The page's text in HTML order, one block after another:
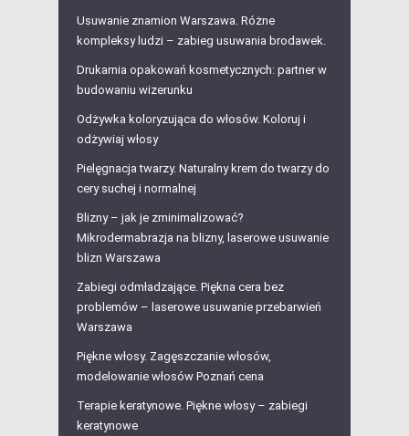
Usuwanie znamion Warszawa. Różne
kompleksy ludzi – zabieg usuwania brodawek.
Drukarnia opakowań kosmetycznych: partner w
budowaniu wizerunku
Odżywka koloryzująca do włosów. Koloruj i
odżywiaj włosy
Pielęgnacja twarzy. Naturalny krem do twarzy do
cery suchej i normalnej
Blizny – jak je zminimalizować?
Mikrodermabrazja na blizny, laserowe usuwanie
blizn Warszawa
Zabiegi odmładzające. Piękna cera bez
problemów – laserowe usuwanie przebarwień
Warszawa
Piękne włosy. Zagęszczanie włosów,
modelowanie włosów Poznań cena
Terapie keratynowe. Piękne włosy – zabiegi
keratynowe